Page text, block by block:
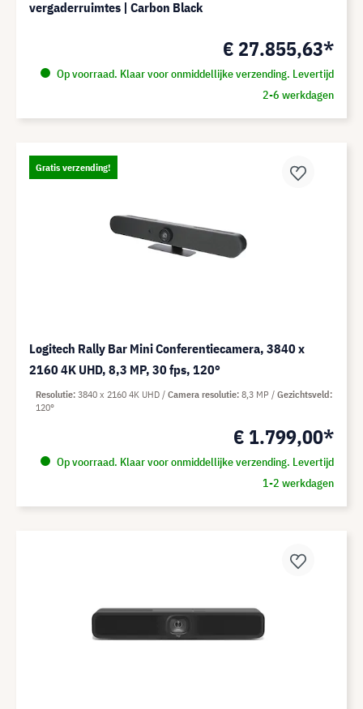
vergaderruimtes | Carbon Black
€ 27.855,63*
Op voorraad. Klaar voor onmiddellijke verzending. Levertijd
2-6 werkdagen
Gratis verzending!
Logitech Rally Bar Mini Conferentiecamera, 3840 x
2160 4K UHD, 8,3 MP, 30 fps, 120°
€ 1.799,00*
Op voorraad. Klaar voor onmiddellijke verzending. Levertijd
1-2 werkdagen
Resolutie 3840 x 2160 4K UHD Camera resolutie 8,3 MP
Gezichtsveld
120°